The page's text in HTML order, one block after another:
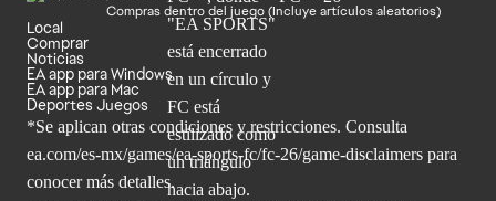
Compras dentro del juego (Incluye artículos aleatorios)
Local
Comprar
Noticias
EA app para Windows
EA app para Mac
Deportes Juegos
*Se aplican otras condiciones y restricciones. Consulta
ea.com/es-mx/games/ea-sports-fc/fc-26/game-disclaimers para
conocer más detalles.